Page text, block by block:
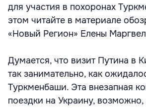
для участия в похоронах
этом читайте в материале
«Новый Регион» Елены
Думается, что визит Путина в
так занимательно, как
Туркменбаши. Эта внезапная
поездки на Украину, возможно,